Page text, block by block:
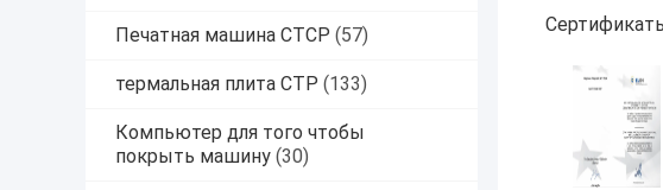
Печатная машина CTCP (57)
термальная плита CTP (133)
Компьютер для того чтобы
покрыть машину (30)